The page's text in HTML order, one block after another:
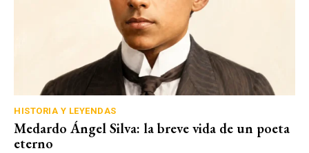
HISTORIA Y LEYENDAS
Medardo Ángel Silva: la breve vida de un poeta
eterno